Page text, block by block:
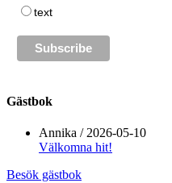
text
Gästbok
Annika / 2026-05-10
Välkomna hit!
Besök gästbok